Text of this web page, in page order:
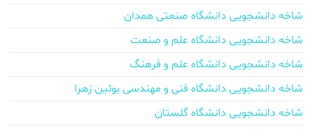
شاخه دانشجویی دانشگاه صنعتی همدان
شاخه دانشجویی دانشگاه علم و صنعت
شاخه دانشجویی دانشگاه علم و فرهنگ
شاخه دانشجویی دانشگاه فنی و مهندسی بوئین زهرا
شاخه دانشجویی دانشگاه گلستان